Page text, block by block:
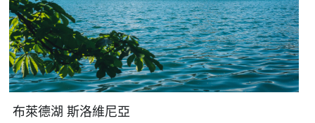
布萊德湖 斯洛維尼亞